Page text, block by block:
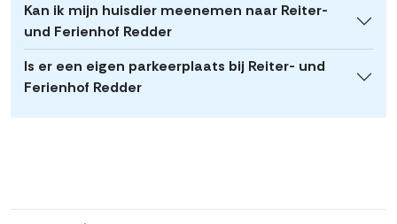
Kan ik mijn huisdier meenemen naar Reiter-
und Ferienhof Redder
Is er een eigen parkeerplaats bij Reiter- und
Ferienhof Redder